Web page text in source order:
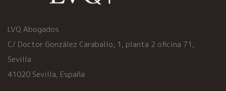
LVQ Abogados
C/ Doctor González Caraballo, 1, planta 2 oficina 71,
Sevilla
41020 Sevilla, España